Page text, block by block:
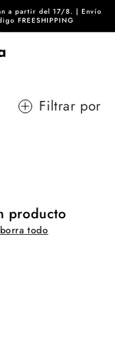
a partir del 17/8. | Envío
FREESHIPPING
Filtrar por
producto
borra todo